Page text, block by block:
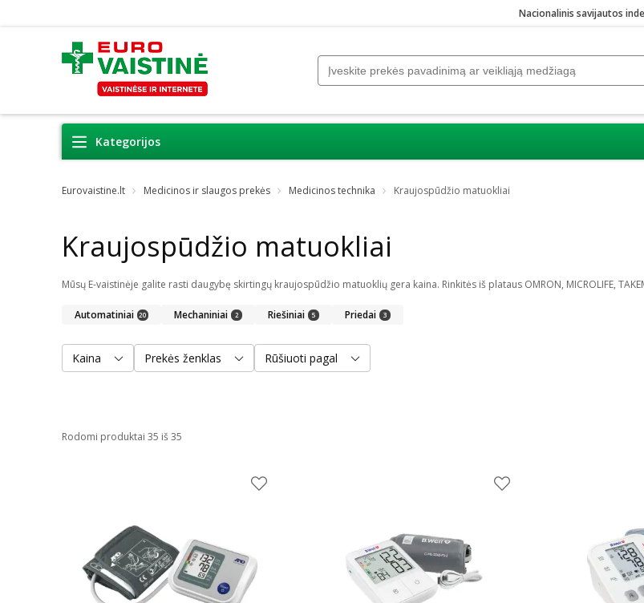
Nacionalinis savijautos
Kategorijos
Eurovaistine.lt Medicinos ir slaugos prekės Medicinos technika Kraujospūdžio matuokliai
Kraujospūdžio matuokliai
Automatiniai 20 Mechaniniai 2 Riešiniai 5 Priedai 3
Kaina Prekės ženklas Rūšiuoti pagal
Rodomi produktai 35 iš 35